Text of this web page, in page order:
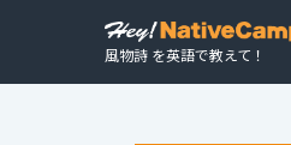
風物詩 を英語で教えて！